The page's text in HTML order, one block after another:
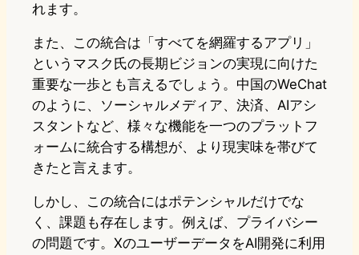
れます。
また、この統合は「すべてを網羅するアプリ」
というマスク氏の長期ビジョンの実現に向けた
重要な一歩とも言えるでしょう。中国のWeChat
のように、ソーシャルメディア、決済、AIアシ
スタントなど、様々な機能を一つのプラットフ
ォームに統合する構想が、より現実味を帯びて
きたと言えます。
しかし、この統合にはポテンシャルだけでな
く、課題も存在します。例えば、プライバシー
の問題です。XのユーザーデータをAI開発に利用